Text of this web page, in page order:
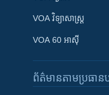
VOA ​វិទ្យាសាស្ត្រ
VOA 60 អាស៊ី
ព័ត៌មាន​តាមប្រធាន